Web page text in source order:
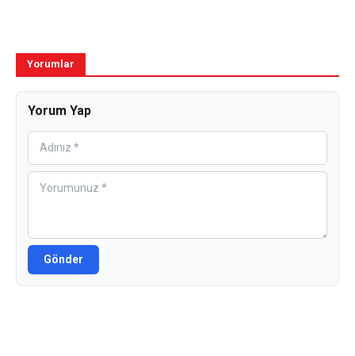
Yorumlar
Yorum Yap
Gönder